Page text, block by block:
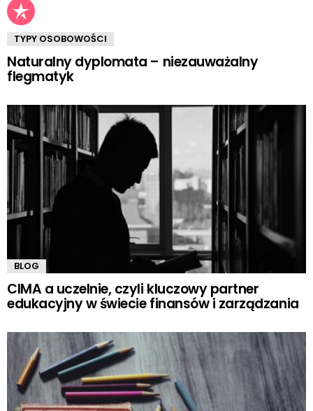
TYPY OSOBOWOŚCI
Naturalny dyplomata – niezauważalny
flegmatyk
BLOG
CIMA a uczelnie, czyli kluczowy partner
edukacyjny w świecie finansów i zarządzania